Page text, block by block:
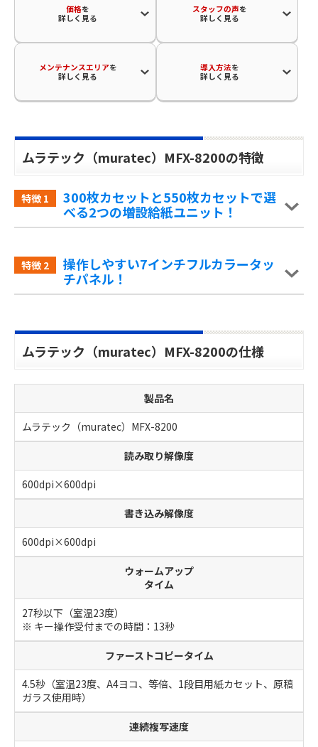
価格を
詳しく見る
スタッフの声を
詳しく見る
メンテナンスエリアを
詳しく見る
導入方法を
詳しく見る
ムラテック（muratec）MFX-8200の特徴
特徴 1
300枚カセットと550枚カセットで選
べる2つの増設給紙ユニット！
特徴 2
操作しやすい7インチフルカラータッ
チパネル！
ムラテック（muratec）MFX-8200の仕様
製品名
ムラテック（muratec）MFX-8200
読み取り解像度
600dpi×600dpi
書き込み解像度
600dpi×600dpi
ウォームアップ
タイム
27秒以下（室温23度）
※ キー操作受付までの時間：13秒
ファーストコピータイム
4.5秒（室温23度、A4ヨコ、等倍、1段目用紙カセット、原稿
ガラス使用時）
連続複写速度